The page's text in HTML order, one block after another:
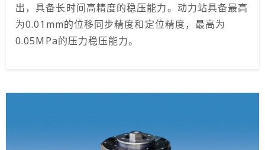
出，具备长时间高精度的稳压能力。动力站具备最高
为0.01mm的位移同步精度和定位精度，最高为
0.05MPa的压力稳压能力。